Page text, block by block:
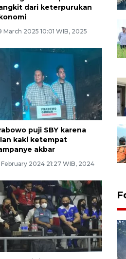
dari keterpurukan
March 2025 10:01 WIB, 2025
puji SBY karena
kaki ketempat
akbar
February 2024 21:27 WIB, 2024